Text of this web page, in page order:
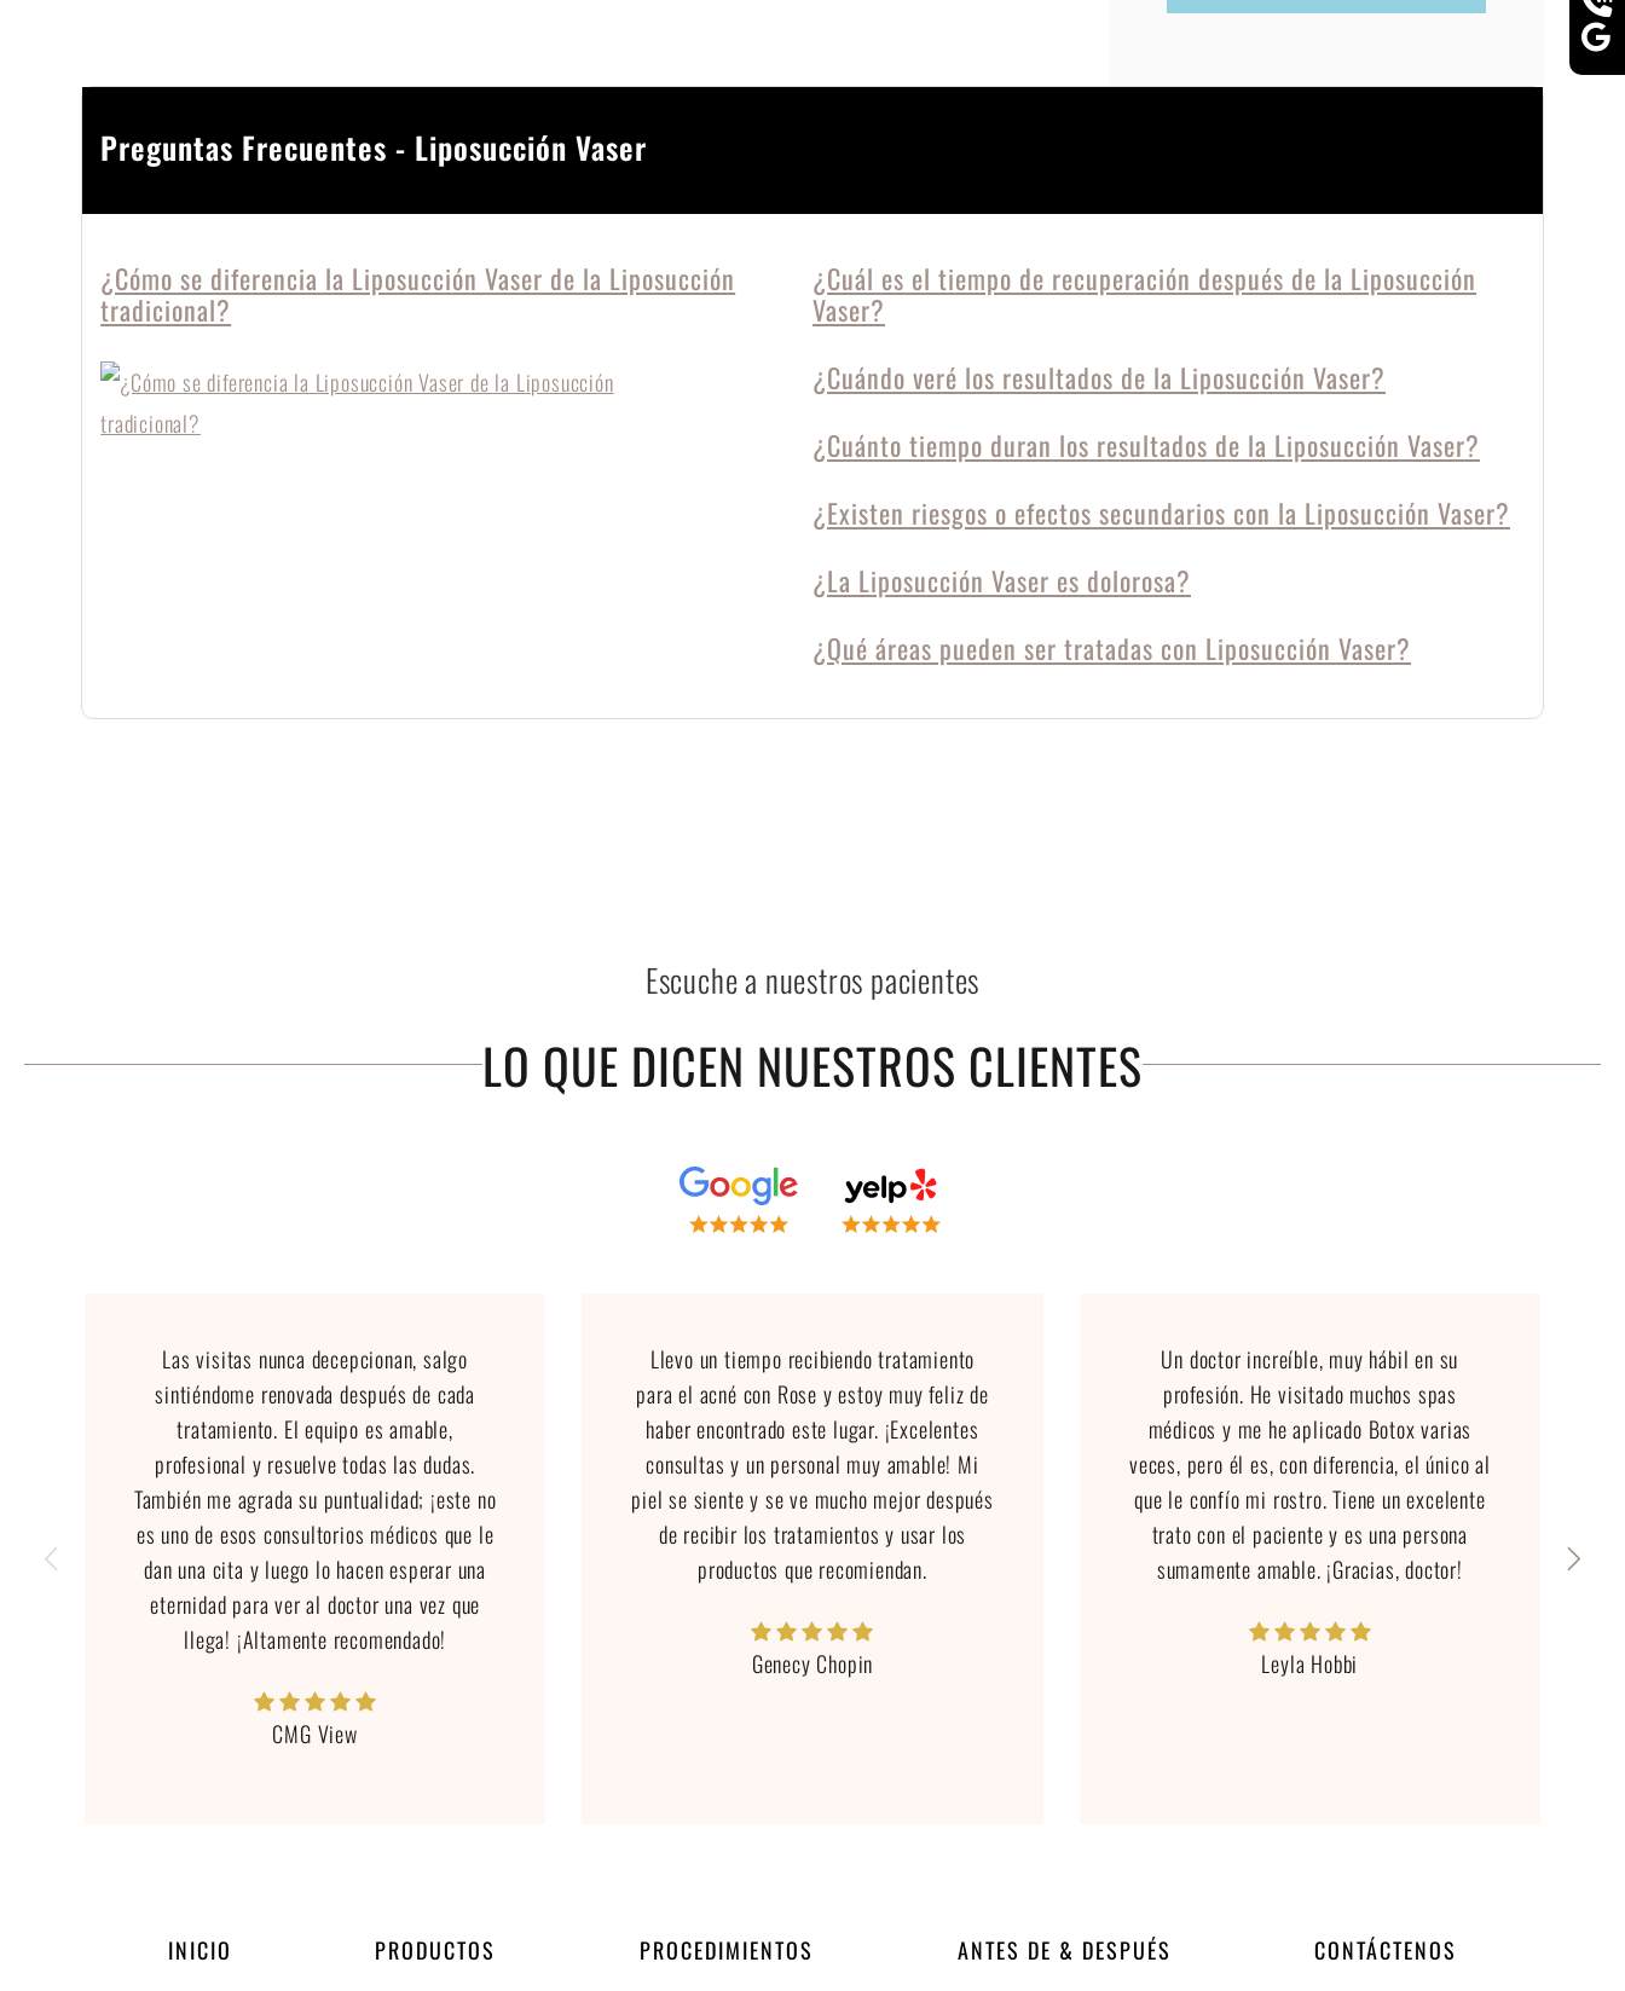
Preguntas Frecuentes - Liposucción Vaser
¿Cómo se diferencia la Liposucción Vaser de la Liposucción
tradicional?
¿Cuál es el tiempo de recuperación después de la Liposucción
Vaser?
¿Cuándo veré los resultados de la Liposucción Vaser?
¿Cuánto tiempo duran los resultados de la Liposucción Vaser?
¿Existen riesgos o efectos secundarios con la Liposucción Vaser?
¿La Liposucción Vaser es dolorosa?
¿Qué áreas pueden ser tratadas con Liposucción Vaser?
Escuche a nuestros pacientes
LO QUE DICEN NUESTROS CLIENTES
Las visitas nunca decepcionan, salgo
sintiéndome renovada después de cada
tratamiento. El equipo es amable,
profesional y resuelve todas las dudas.
También me agrada su puntualidad; ¡este no
es uno de esos consultorios médicos que le
dan una cita y luego lo hacen esperar una
eternidad para ver al doctor una vez que
llega! ¡Altamente recomendado!
CMG View
Llevo un tiempo recibiendo tratamiento
para el acné con Rose y estoy muy feliz de
haber encontrado este lugar. ¡Excelentes
consultas y un personal muy amable! Mi
piel se siente y se ve mucho mejor después
de recibir los tratamientos y usar los
productos que recomiendan.
Genecy Chopin
Un doctor increíble, muy hábil en su
profesión. He visitado muchos spas
médicos y me he aplicado Botox varias
veces, pero él es, con diferencia, el único al
que le confío mi rostro. Tiene un excelente
trato con el paciente y es una persona
sumamente amable. ¡Gracias, doctor!
Leyla Hobbi
INICIO PRODUCTOS PROCEDIMIENTOS ANTES DE & DESPUÉS CONTÁCTENOS